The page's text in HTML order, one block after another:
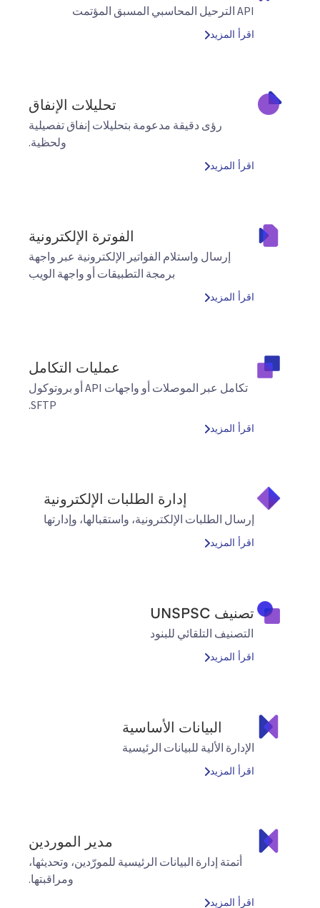
API الترحيل المحاسبي المسبق المؤتمت
اقرأ المزيد
تحليلات الإنفاق
رؤى دقيقة مدعومة بتحليلات إنفاق تفصيلية
ولحظية.
اقرأ المزيد
الفوترة الإلكترونية
إرسال واستلام الفواتير الإلكترونية عبر واجهة
برمجة التطبيقات أو واجهة الويب
اقرأ المزيد
عمليات التكامل
تكامل عبر الموصلات أو واجهات API أو بروتوكول
SFTP.
اقرأ المزيد
إدارة الطلبات الإلكترونية
إرسال الطلبات الإلكترونية، واستقبالها، وإدارتها
اقرأ المزيد
تصنيف UNSPSC
التصنيف التلقائي للبنود
اقرأ المزيد
البيانات الأساسية
الإدارة الألية للبيانات الرئيسية
اقرأ المزيد
مدير الموردين
أتمتة إدارة البيانات الرئيسية للمورّدين، وتحديثها،
ومراقبتها.
اقرأ المزيد